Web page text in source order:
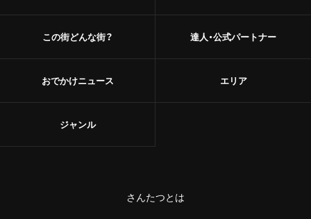
この街どんな街？
おでかけニュース
達人・公式パートナー
エリア
ジャンル
さんたつとは